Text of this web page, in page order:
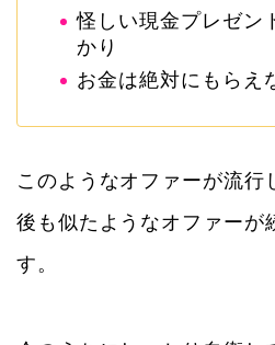
怪しい現金プレゼン
かり
お金は絶対にもらえ
このようなオファーが流行
後も似たようなオファーが
す。